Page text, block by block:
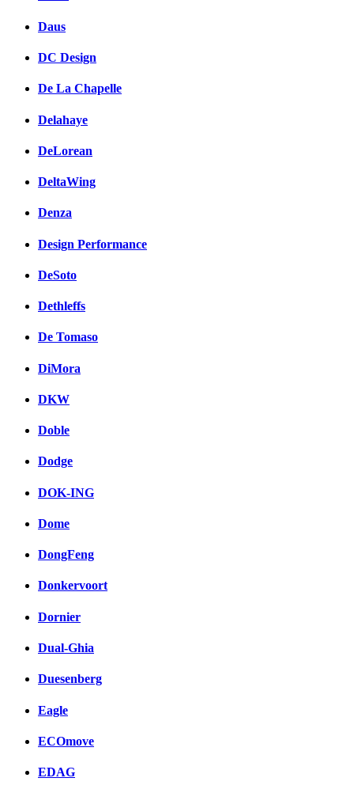
Daus
DC Design
De La Chapelle
Delahaye
DeLorean
DeltaWing
Denza
Design Performance
DeSoto
Dethleffs
De Tomaso
DiMora
DKW
Doble
Dodge
DOK-ING
Dome
DongFeng
Donkervoort
Dornier
Dual-Ghia
Duesenberg
Eagle
ECOmove
EDAG